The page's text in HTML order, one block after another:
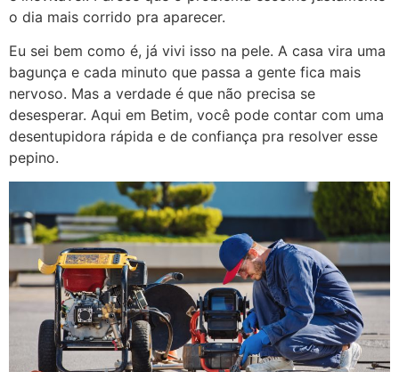
o dia mais corrido pra aparecer.
Eu sei bem como é, já vivi isso na pele. A casa vira uma
bagunça e cada minuto que passa a gente fica mais
nervoso. Mas a verdade é que não precisa se
desesperar. Aqui em Betim, você pode contar com uma
desentupidora rápida e de confiança pra resolver esse
pepino.